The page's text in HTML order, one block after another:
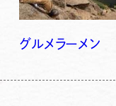
グルメ ラーメン